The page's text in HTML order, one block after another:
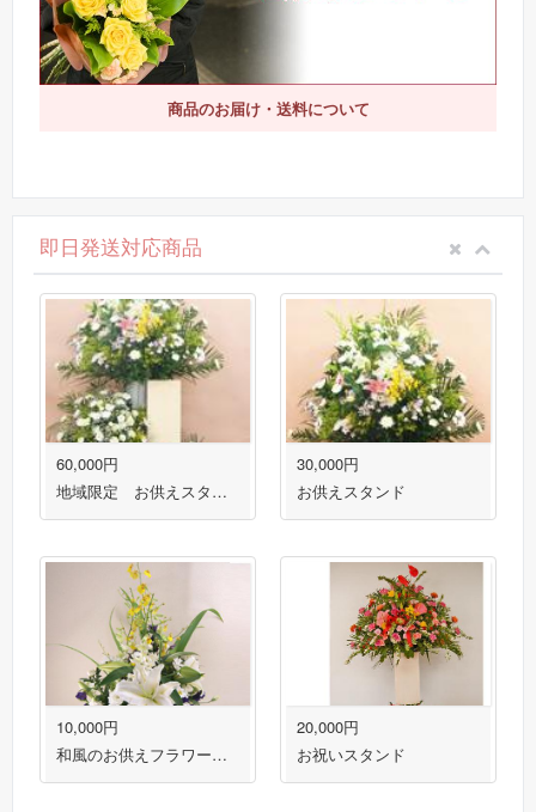
商品のお届け・送料について
即日発送対応商品
60,000円
地域限定 お供えスタンド３段盛り１対
30,000円
お供えスタンド
10,000円
和風のお供えフラワーアレンジメント 送料無料！
20,000円
お祝いスタンド